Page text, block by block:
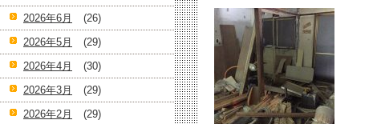
2026年6月
(26)
2026年5月
(29)
2026年4月
(30)
2026年3月
(29)
2026年2月
(29)